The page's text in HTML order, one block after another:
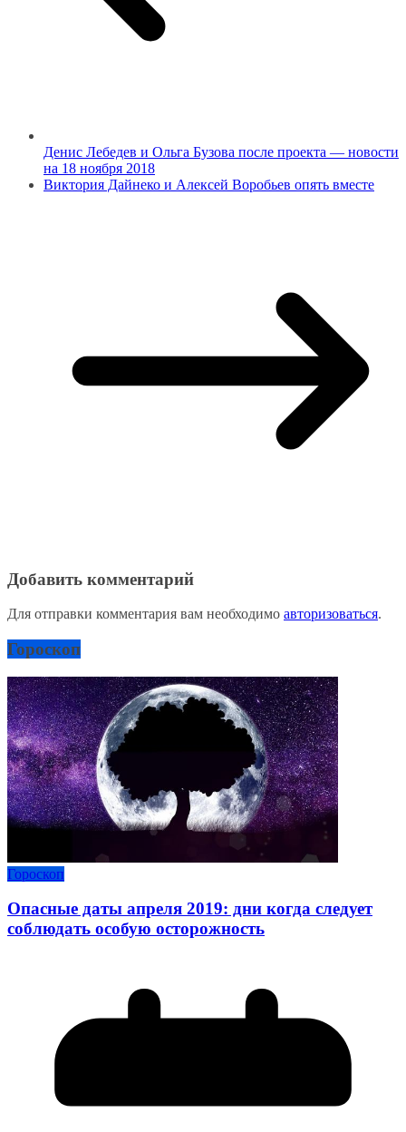
Денис Лебедев и Ольга Бузова после проекта — новости
на 18 ноября 2018
Виктория Дайнеко и Алексей Воробьев опять вместе
Добавить комментарий
Для отправки комментария вам необходимо авторизоваться.
Гороскоп
Гороскоп
Опасные даты апреля 2019: дни когда следует
соблюдать особую осторожность